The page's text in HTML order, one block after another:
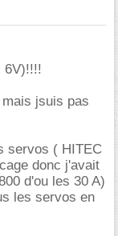
6V)!!!!
jsuis pas
servos ( HITEC
donc j'avait
d'ou les 30 A)
les servos en